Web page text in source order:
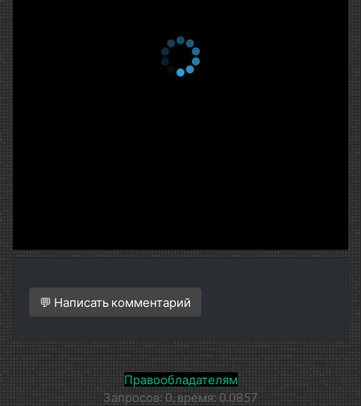
💬 Написать комментарий
Правообладателям
Запросов: 0, время: 0.0857